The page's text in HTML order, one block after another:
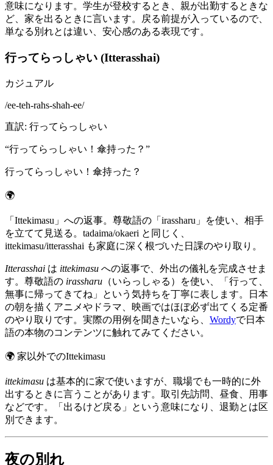
意味になります。学生が登校するとき、親が出勤するときな
ど、家を出るときに言います。戻る前提が入っているので、
単なる別れとは違い、安心感のある表現です。
行ってらっしゃい (Itterasshai)
カジュアル
/ee-teh-rahs-shah-ee/
直訳: 行ってらっしゃい
“行ってらっしゃい！傘持った？ ”
行ってらっしゃい！傘持った？
🌍
「Ittekimasu」への返事。尊敬語の「irassharu」を使い、相手
を立てて見送る。tadaima/okaeri と同じく、
ittekimasu/itterasshai も家庭に深く根づいた日課のやり取り。
Itterasshai は ittekimasu への返事で、外出の儀礼を完成させま
す。尊敬語の irassharu （いらっしゃる）を使い、「行って、
無事に帰ってきてね」という気持ちを丁寧に表します。日本
の朝を描くアニメやドラマ、映画ではほぼ必ず出てくる定番
のやり取りです。実際の用例を聞きたいなら、 Wordyで日本
語の本物のコンテンツに触れてみてください。
🌍 家以外でのIttekimasu
ittekimasu は基本的に家で使いますが、職場でも一時的に外
出するときに言うことがあります。取引先訪問、昼食、用事
などです。「出るけど戻る」という意味になり、退勤とは区
別できます。
夜の別れ